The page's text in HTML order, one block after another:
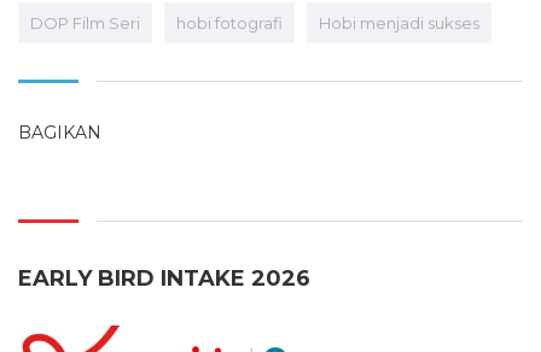
DOP Film Seri hobi fotografi Hobi menjadi sukses
BAGIKAN
EARLY BIRD INTAKE 2026